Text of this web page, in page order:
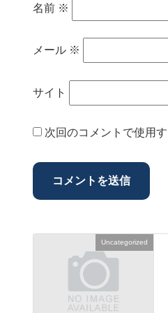
名前 ※
メール ※
サイト
次回のコメントで使用
Uncategorized